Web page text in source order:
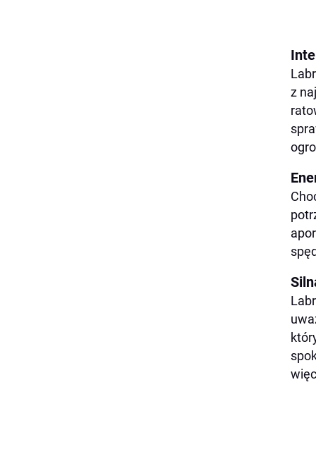
z